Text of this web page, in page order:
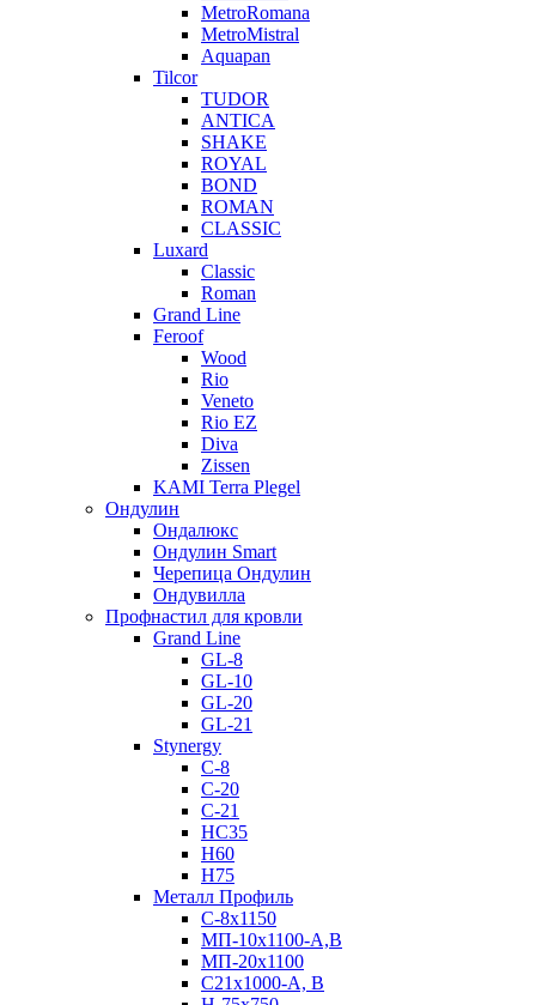
MetroRomana
MetroMistral
Aquapan
Tilcor
TUDOR
ANTICA
SHAKE
ROYAL
BOND
ROMAN
CLASSIC
Luxard
Classic
Roman
Grand Line
Feroof
Wood
Rio
Veneto
Rio EZ
Diva
Zissen
KAMI Terra Plegel
Ондулин
Ондалюкс
Ондулин Smart
Черепица Ондулин
Ондувилла
Профнастил для кровли
Grand Line
GL-8
GL-10
GL-20
GL-21
Stynergy
C-8
C-20
C-21
НС35
Н60
H75
Металл Профиль
С-8х1150
МП-10x1100-А,В
МП-20х1100
С21х1000-А, В